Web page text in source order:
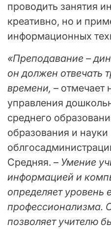
проводить занятия
креативно, но и
информационных
«Преподавание –
он должен отвечать
времени, – отмечает
управления
среднего
образования и науки
Средняя. – Умение
информацией и
определяет уровень
профессионализма.
позволяет учителю